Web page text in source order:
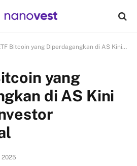
yang Diperdagangkan di AS Kini Dipegang Investor Institusional
yang
di AS Kini
2025